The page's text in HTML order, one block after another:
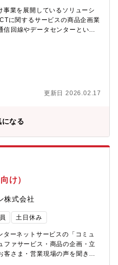
で関与した経験・テクニカルサ
海外販社対応、海外顧客対応、
関連の知識・市場・競合分析、
・セミナー・トレーニング・プ
進行管理、ファシリテーション
業種、仕事内容等】【企業】切
ー自動旋盤・自動化加工を強み
械関連金属加工・精密加工特に
事業を展開しているソリューシ
に関するサービスの商品企画業
信回線やデータセンターといっ
業界の市場動向の調査、サー
業務（マーケティング、データ
企画立案、推進・既存サービス
のプロジェクト全般の管理 / 社
で実施、都市型ハイスペックデ
marunouchi/お客様がご利
を自社の保守・運用部署を活用
とで、お客様のセキュリティを
す。
msgw/https://www.ctc.jp/
ニーズを汲み取ってサービスを
の貢献を実感しやすい業務で
け出す「分析力」新しいものを
プレゼンテーション能力」■入社
は先輩社員のOJTによりマー
プレゼンテーションの基礎を
間により高度な分析や企画書作
ナルな業務にチャレンジしてい
うため協力し合う事で成長が
更新日 2026.02.17
になる
け）
株式会社
土日休み
ターネットサービスの「コミュ
ファサービス・商品の企画・立
客さま・営業現場の声を聞き、